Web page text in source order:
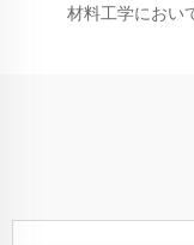
材料工学におい